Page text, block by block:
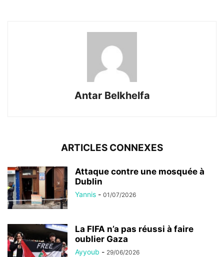
Antar Belkhelfa
ARTICLES CONNEXES
Attaque contre une mosquée à
Dublin
Yannis - 01/07/2026
La FIFA n’a pas réussi à faire
oublier Gaza
Ayyoub - 29/06/2026